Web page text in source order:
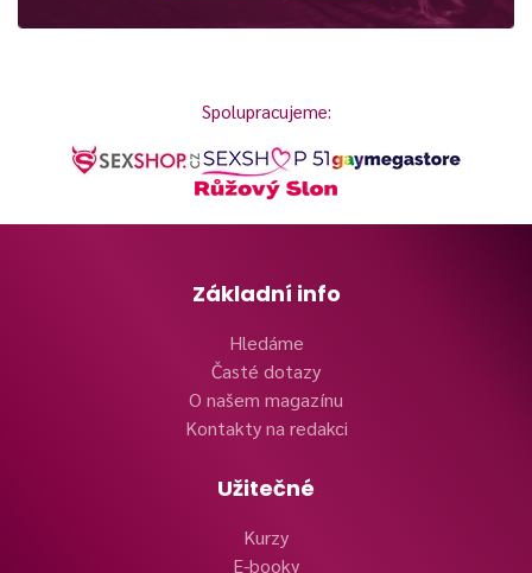
Spolupracujeme:
Základní info
Hledáme
Časté dotazy
O našem magazínu
Kontakty na redakci
Užitečné
Kurzy
E-booky